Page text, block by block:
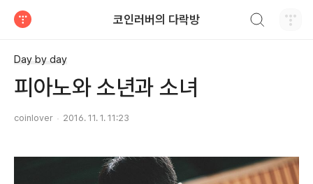
코인러버의 다락방
Day by day
피아노와 소년과 소녀
coinlover 2016. 11. 1. 11:23